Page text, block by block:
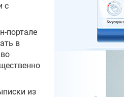
с
портале
в
из